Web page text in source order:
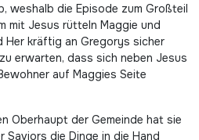
weshalb die Episode zum Großteil
mit Jesus rütteln Maggie und
Her kräftig an Gregorys sicher
erwarten, dass sich neben Jesus
auf Maggies Seite
Oberhaupt der Gemeinde hat sie
die Dinge in die Hand